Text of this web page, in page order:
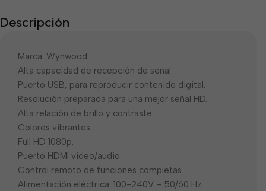
Descripción
Marca: Wynwood
Alta capacidad de recepción de señal.
Puerto USB, para reproducir contenido digital.
Resolución preparada para una mejor señal HD.
Alta relación de brillo y contraste.
Colores vibrantes.
Full HD 1080p.
Puerto HDMI video/audio.
Control remoto de funciones completas.
Alimentación eléctrica: 100-240V – 50/60 Hz.